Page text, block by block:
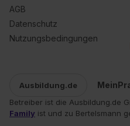
AGB
Datenschutz
Nutzungsbedingungen
Ausbildung.de
Betreiber ist die Ausbildung.de
Family ist und zu Bertelsmann